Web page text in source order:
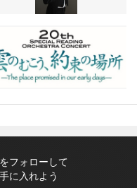
フォローして
に入れよう